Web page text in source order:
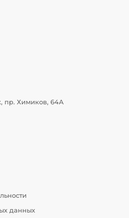
пр. Химиков, 64А
данных